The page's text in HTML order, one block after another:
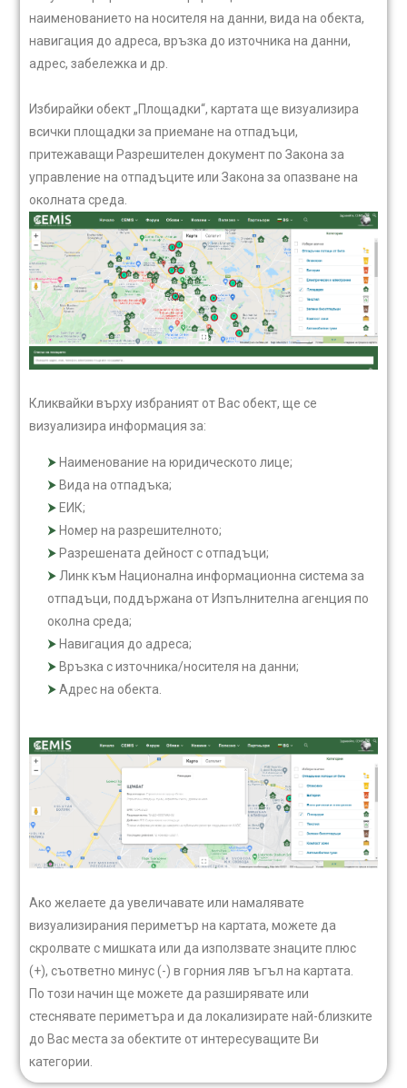
наименованието на носителя на данни, вида на обекта,
навигация до адреса, връзка до източника на данни,
адрес, забележка и др.
Избирайки обект „Площадки“, картата ще визуализира
всички площадки за приемане на отпадъци,
притежаващи Разрешителен документ по Закона за
управление на отпадъците или Закона за опазване на
околната среда.
Кликвайки върху избраният от Вас обект, ще се
визуализира информация за:
Наименование на юридическото лице;
Вида на отпадъка;
ЕИК;
Номер на разрешителното;
Разрешената дейност с отпадъци;
Линк към Национална информационна система за
отпадъци, поддържана от Изпълнителна агенция по
околна среда;
Навигация до адреса;
Връзка с източника/носителя на данни;
Адрес на обекта.
Aко желаете да увеличавате или намалявате
визуализирания периметър на картата, можете да
скролвате с мишката или да използвате знаците плюс
(+), съответно минус (-) в горния ляв ъгъл на картата.
По този начин ще можете да разширявате или
стеснявате периметъра и да локализирате най-близките
до Вас места за обектите от интересуващите Ви
категории.